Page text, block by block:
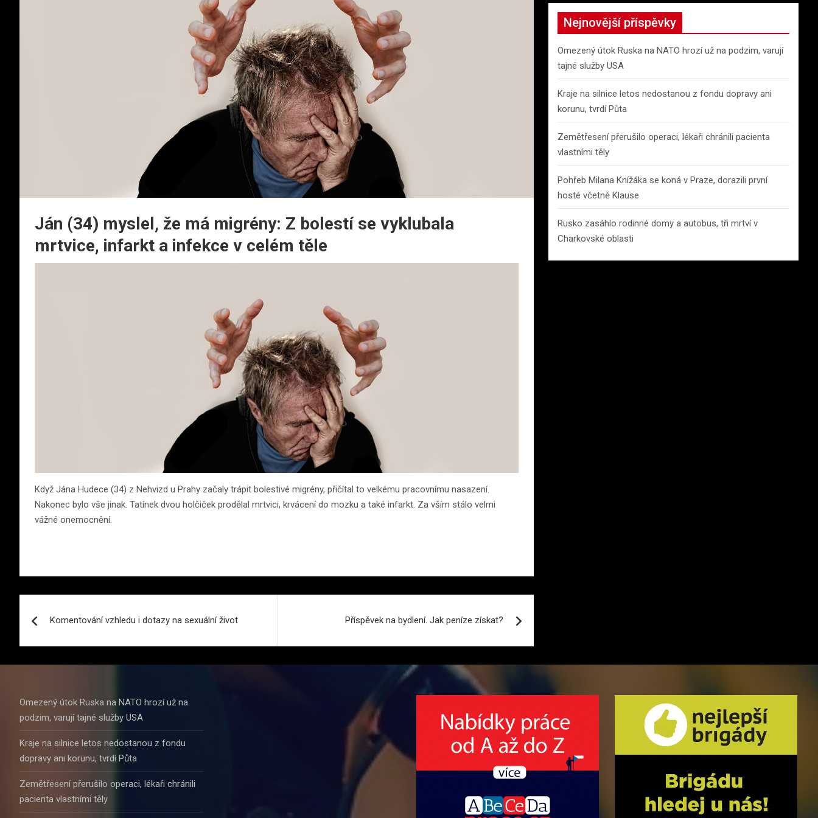
Ján (34) myslel, že má migrény: Z bolestí se vyklubala
mrtvice, infarkt a infekce v celém těle
Když Jána Hudece (34) z Nehvizd u Prahy začaly trápit bolestivé migrény, přičítal to velkému pracovnímu nasazení.
Nakonec bylo vše jinak. Tatínek dvou holčiček prodělal mrtvici, krvácení do mozku a také infarkt. Za vším stálo velmi
vážné onemocnění.
pro
Komentování vzhledu i dotazy na sexuální život Příspěvek na bydlení. Jak peníze získat?
r
h
Nejnovější příspěvky
Omezený útok Ruska na NATO hrozí už na podzim, varují
tajné služby USA
Kraje na silnice letos nedostanou z fondu dopravy ani
korunu, tvrdí Půta
Zemětřesení přerušilo operaci, lékaři chránili pacienta
vlastními těly
Pohřeb Milana Knížáka se koná v Praze, dorazili první
hosté včetně Klause
Rusko zasáhlo rodinné domy a autobus, tři mrtví v
Charkovské oblasti
Omezený útok Ruska na NATO hrozí už na
podzim, varují tajné služby USA
Kraje na silnice letos nedostanou z fondu
dopravy ani korunu, tvrdí Půta
Zemětřesení přerušilo operaci, lékaři chránili
pacienta vlastními těly